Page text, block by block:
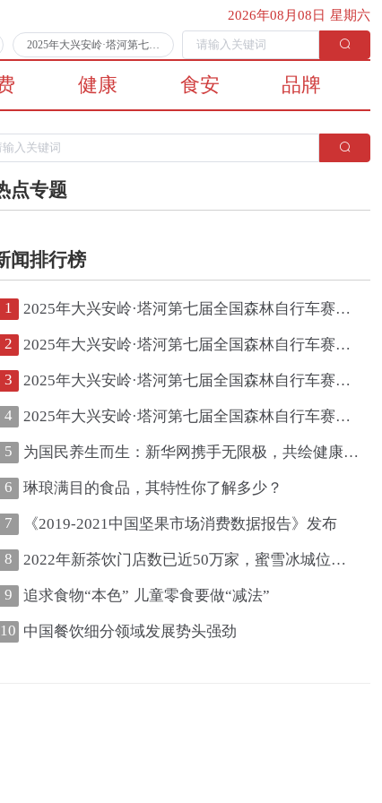
2026年08月08日 星期六
森林自行车赛第二日比赛顺利完赛
2025年大兴安岭·塔河第七届全国森林自行车赛将于7月11日拉开战幕
健康 食安 品牌
点专题
闻排行榜
1 2025年大兴安岭·塔河第七届全国森林自行车赛第二日比赛顺利完赛
2 2025年大兴安岭·塔河第七届全国森林自行车赛将于7月11日拉开战幕
3 2025年大兴安岭·塔河第七届全国森林自行车赛鸣枪开赛
4 2025年大兴安岭·塔河第七届全国森林自行车赛圆满收官
5 为国民养生而生：新华网携手无限极，共绘健康中国新图景
6 琳琅满目的食品，其特性你了解多少？
7 《2019-2021中国坚果市场消费数据报告》发布
8 2022年新茶饮门店数已近50万家，蜜雪冰城位居第一、古茗第二
9 追求食物“本色” 儿童零食要做“减法”
10 中国餐饮细分领域发展势头强劲